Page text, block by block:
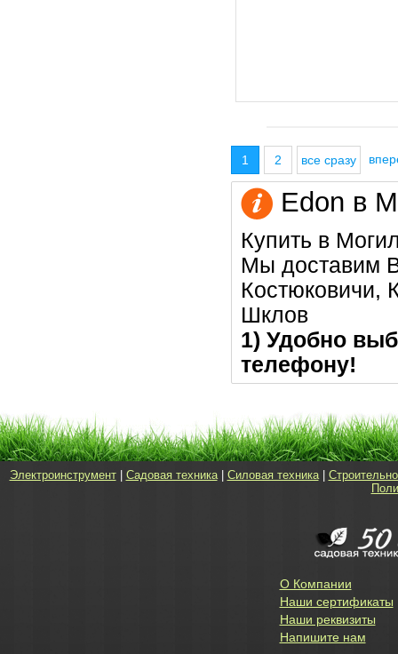
1 2 все сразу
Edon в
Купить в
Мы доставим
Костюковичи,
Шклов
1) Удобно
телефону!
Электроинструмент| Садовая техника| Силовая техника|
О Компании
Наши сертификаты
Наши реквизиты
Напишите нам